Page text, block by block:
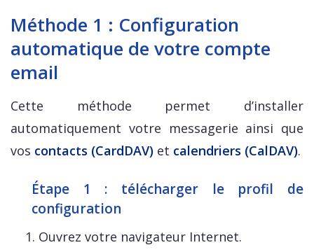
Méthode 1 : Configuration
automatique de votre compte
email
Cette méthode permet d’installer
automatiquement votre messagerie ainsi que
vos contacts (CardDAV) et calendriers (CalDAV).
Étape 1 : télécharger le profil de
configuration
Ouvrez votre navigateur Internet.